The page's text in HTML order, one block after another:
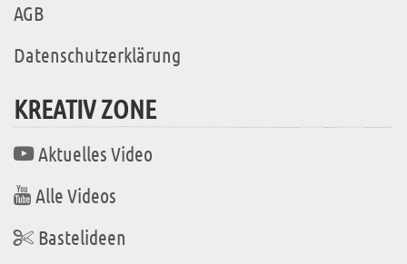
AGB
Datenschutzerklärung
KREATIV ZONE
Aktuelles Video
Alle Videos
Bastelideen